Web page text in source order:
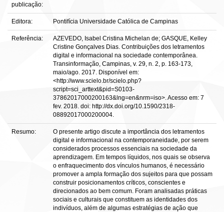
publicação:
Editora: Pontifícia Universidade Católica de Campinas
Referência:
AZEVEDO, Isabel Cristina Michelan de; GASQUE, Kelley
Cristine Gonçalves Dias. Contribuições dos letramentos
digital e informacional na sociedade contemporânea.
Transinformação, Campinas, v. 29, n. 2, p. 163-173,
maio/ago. 2017. Disponível em:
<http://www.scielo.br/scielo.php?
script=sci_arttext&pid=S0103-
37862017000200163&lng=en&nrm=iso>. Acesso em: 7
fev. 2018. doi: http://dx.doi.org/10.1590/2318-
08892017000200004.
Resumo:
O presente artigo discute a importância dos letramentos
digital e informacional na contemporaneidade, por serem
considerados processos essenciais na sociedade da
aprendizagem. Em tempos líquidos, nos quais se observa
o enfraquecimento dos vínculos humanos, é necessário
promover a ampla formação dos sujeitos para que possam
construir posicionamentos críticos, conscientes e
direcionados ao bem comum. Foram analisadas práticas
sociais e culturais que constituem as identidades dos
indivíduos, além de algumas estratégias de ação que